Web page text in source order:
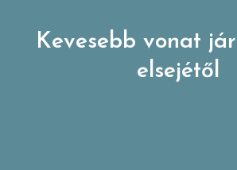
Kevesebb vonat
elsejétől